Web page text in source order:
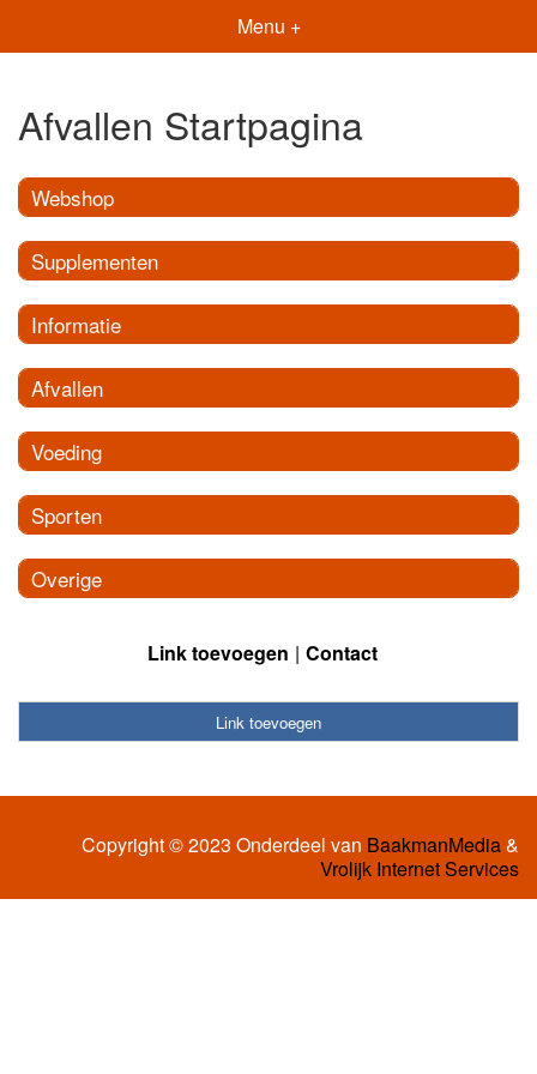
Menu +
Afvallen Startpagina
Webshop
Supplementen
Informatie
Afvallen
Voeding
Sporten
Overige
Link toevoegen Contact
Link toevoegen
Copyright © 2023 Onderdeel van BaakmanMedia&
Vrolijk Internet Services